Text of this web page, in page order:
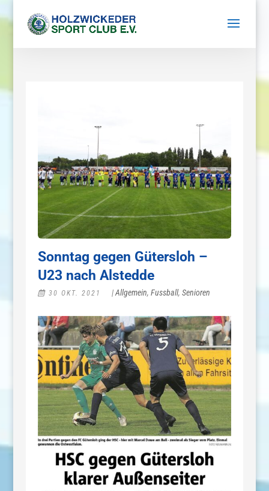
Sonntag gegen Gütersloh –
U23 nach Alstedde
30 OKT. 2021 |Allgemein, Fussball, Senioren